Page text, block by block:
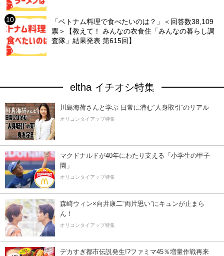
「ベトナム料理で食べたいのは？」＜回答数38,109
票＞【教えて！ みんなの衣食住「みんなの暮らし調
査隊」結果発表 第615回】
eltha イチオシ特集
川島海荷さんと学ぶ 日常に潜む“人身取引”のリアル
オリコンタイアップ特集
マクドナルドが40年にわたり支える「小学生の甲子
園」
オリコンタイアップ特集
森崎ウィン×向井康二“両片思い”にキュンが止まら
ん！
オリコンタイアップ特集
デカすぎ都市伝説発生!?ファミマ45％増量作戦再来